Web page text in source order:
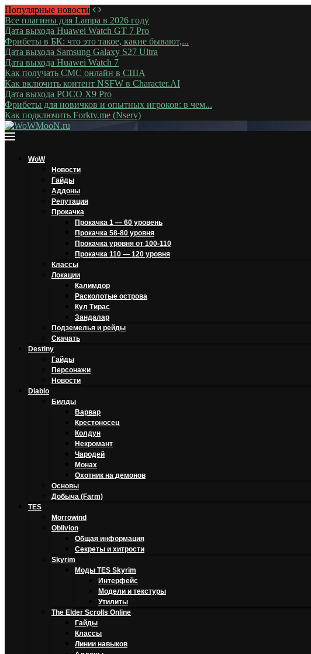
Популярные новости
Все плагины для Lampa в 2026 году
Дата выхода Huawei Watch GT 7 Pro
Фрибеты в БК: что это такое, какие бывают,...
Дата выхода Samsung Galaxy S27 Ultra
Дата выхода Huawei Watch 7
Как получать СМС онлайн в США
Как включить контент NSFW в Character.AI
Дата выхода POCO X9 Pro
Фрибеты для новичков и опытных игроков: в чем...
Как подключить Forktv.me (Nserv)
WoW
Новости
Гайды
Аддоны
Репутация
Прокачка
Прокачка 1 — 60 уровень
Прокачка 58-80 уровня
Прокачка уровня от 100-110
Прокачка 110 — 120 уровня
Классы
Локации
Калимдор
Расколотые острова
Кул Тирас
Зандалар
Подземелья и рейды
Скачать
Destiny
Гайды
Персонажи
Новости
Diablo
Билды
Варвар
Крестоносец
Колдун
Некромант
Чародей
Монах
Охотник на демонов
Основы
Добыча (Farm)
TES
Morrowind
Oblivion
Общая информация
Секреты и хитрости
Skyrim
Моды TES Skyrim
Интерфейс
Модели и текстуры
Утилиты
The Elder Scrolls Online
Гайды
Классы
Линии навыков